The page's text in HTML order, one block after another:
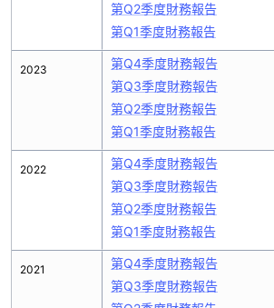
2023
2022
2021
第Q2季度財務報告
第Q1季度財務報告
第Q4季度財務報告
第Q3季度財務報告
第Q2季度財務報告
第Q1季度財務報告
第Q4季度財務報告
第Q3季度財務報告
第Q2季度財務報告
第Q1季度財務報告
第Q4季度財務報告
第Q3季度財務報告